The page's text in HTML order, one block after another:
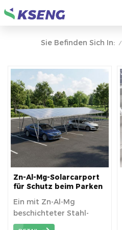
Sie Befinden Sich In: /
Zn-Al-Mg-Solarcarport
für Schutz beim Parken
Solarstromerzeugung
Ein mit Zn-Al-Mg
beschichteter Stahl-
Solarcarport ist eine